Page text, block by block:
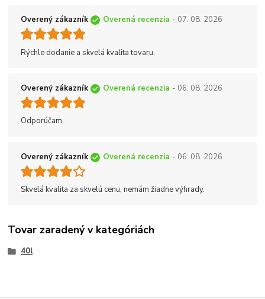
Overený zákazník Overená recenzia - 07. 08. 2026
Rýchle dodanie a skvelá kvalita tovaru.
Overený zákazník Overená recenzia - 06. 08. 2026
Odporúčam
Overený zákazník Overená recenzia - 06. 08. 2026
Skvelá kvalita za skvelú cenu, nemám žiadne výhrady.
Tovar zaradený v kategóriách
40l